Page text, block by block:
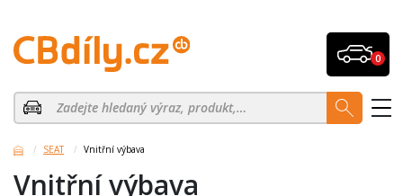
0
SEAT Vnitřní výbava
Vnitřní výbava